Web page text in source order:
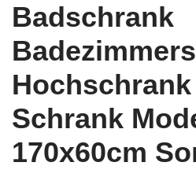
Badschrank
Schrank
170x60cm